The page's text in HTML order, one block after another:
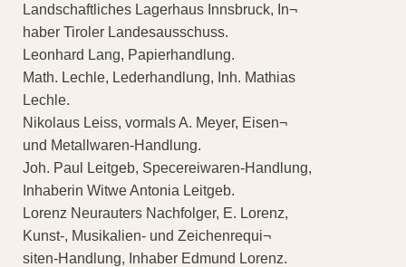
Landschaftliches Lagerhaus Innsbruck, In¬
haber Tiroler Landesausschuss.
Leonhard Lang, Papierhandlung.
Math. Lechle, Lederhandlung, Inh. Mathias
Lechle.
Nikolaus Leiss, vormals A. Meyer, Eisen¬
und Metallwaren-Handlung.
Joh. Paul Leitgeb, Specereiwaren-Handlung,
Inhaberin Witwe Antonia Leitgeb.
Lorenz Neurauters Nachfolger, E. Lorenz,
Kunst-, Musikalien- und Zeichenrequi¬
siten-Handlung, Inhaber Edmund Lorenz.